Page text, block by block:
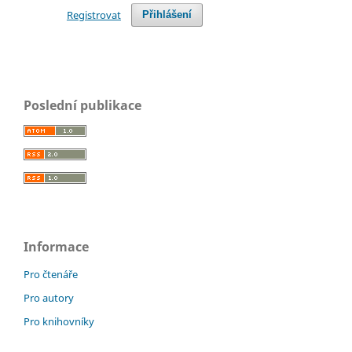
Přihlášení
Registrovat
Poslední publikace
Informace
Pro čtenáře
Pro autory
Pro knihovníky